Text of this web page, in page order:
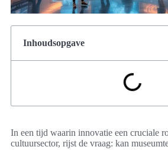
Inhoudsopgave
In een tijd waarin innovatie een cruciale
cultuursector, rijst de vraag: kan